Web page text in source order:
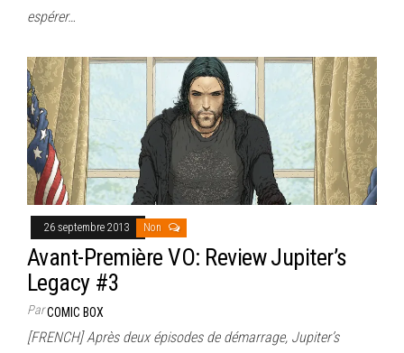
espérer…
26 septembre 2013 Non
Avant-Première VO: Review Jupiter’s
Legacy #3
ParCOMIC BOX
[FRENCH] Après deux épisodes de démarrage, Jupiter’s